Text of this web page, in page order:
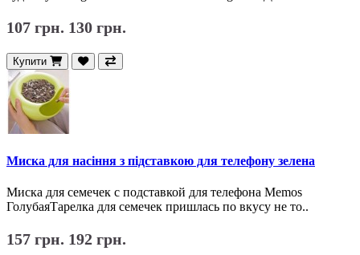
107 грн. 130 грн.
Купити
Миска для насіння з підставкою для телефону зелена
Миска для семечек с подставкой для телефона Memos
ГолубаяТарелка для семечек пришлась по вкусу не то..
157 грн. 192 грн.